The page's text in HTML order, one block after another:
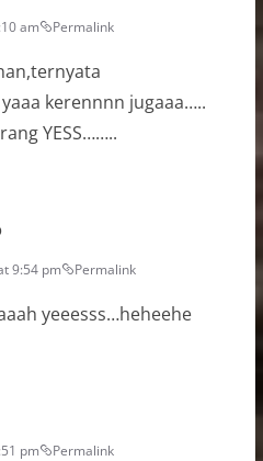
am Permalink
kerennnn jugaaa…..
YESS……..
9:54 pm Permalink
yeeesss…heheehe
pm Permalink